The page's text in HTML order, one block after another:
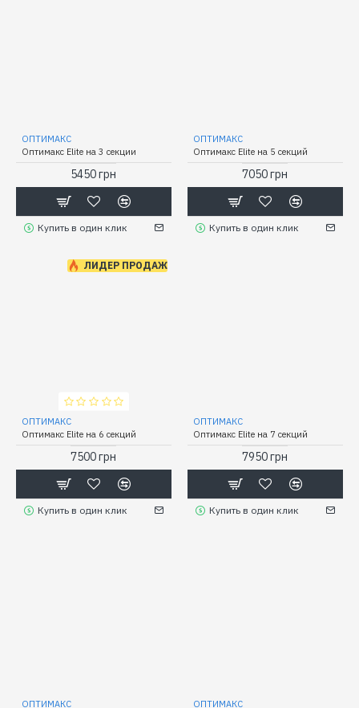
ОПТИМАКС
Оптимакс Elite на 3 секции
5450 грн
Купить в один клик
ОПТИМАКС
Оптимакс Elite на 5 секций
7050 грн
Купить в один клик
ЛИДЕР ПРОДАЖ
ОПТИМАКС
Оптимакс Elite на 6 секций
7500 грн
Купить в один клик
ОПТИМАКС
Оптимакс Elite на 7 секций
7950 грн
Купить в один клик
ОПТИМАКС
ОПТИМАКС